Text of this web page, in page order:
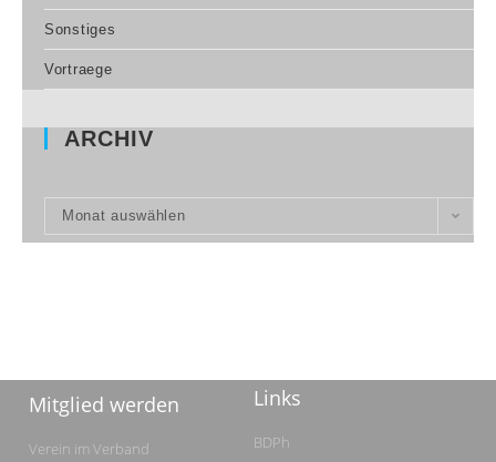
Sonstiges
Vortraege
ARCHIV
Monat auswählen
Mitglied werden
Verein im Verband
Links
BDPh